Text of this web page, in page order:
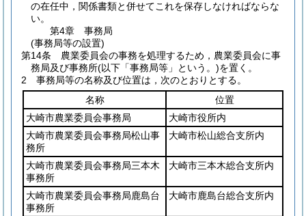
の在任中，関係書類と併せてこれを保存しなければならな
い。
第4章
事務局
(事務局等の設置)
第14条
農業委員会の事務を処理するため，農業委員会に事
務局及び事務所(以下「事務局等」という。)を置く。
2
事務局等の名称及び位置は，次のとおりとする。
名称
位置
大崎市農業委員会事務局
大崎市役所内
大崎市農業委員会事務局松山事
務所
大崎市松山総合支所内
大崎市農業委員会事務局三本木
事務所
大崎市三本木総合支所内
大崎市農業委員会事務局鹿島台
事務所
大崎市鹿島台総合支所内